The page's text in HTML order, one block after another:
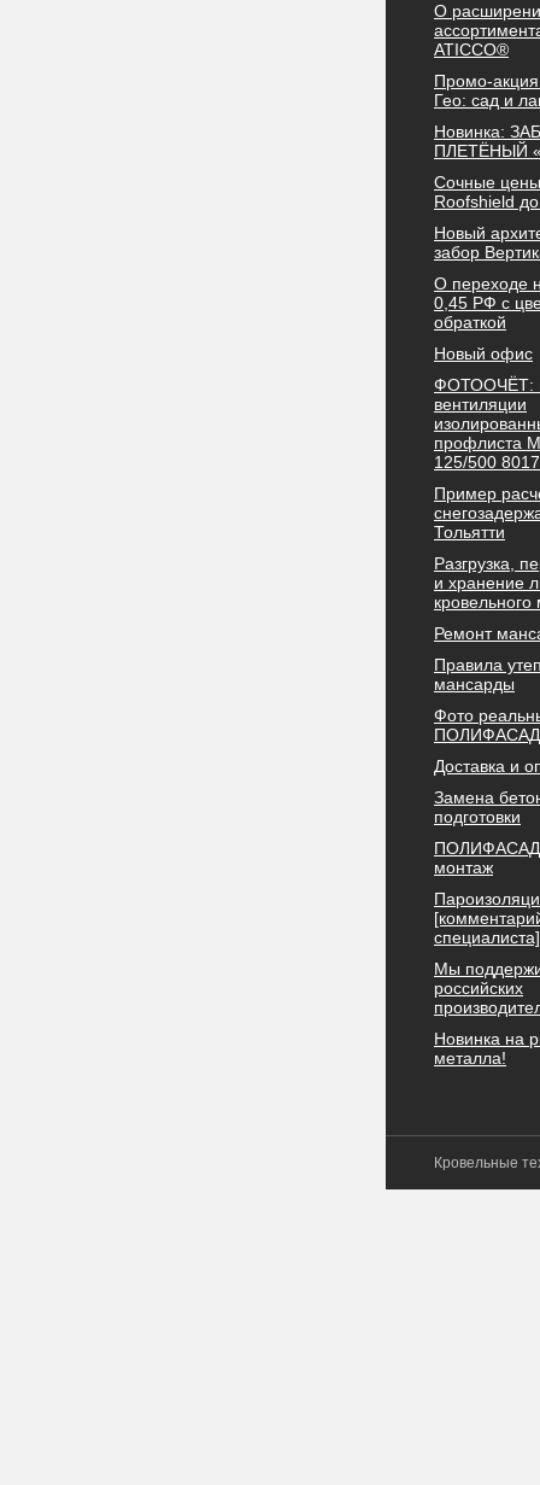
О
ATICCO®
Промо-
Гео: сад и
Новинка:
ПЛЕТЁНЫЙ
Сочные
Roofshield
Новый
забор
О переходе
0,45 РФ с
обраткой
Новый офис
ФОТООЧЁТ:
вентиляции
профлиста
125/500 8017
Пример
Тольятти
Разгрузка,
и хранение
Ремонт
Правила
мансарды
Фото
ПОЛИФАСАД
Доставка и
Замена
подготовки
ПОЛИФАСАД
монтаж
специалиста]
Мы
российских
Новинка на
металла!
Кровельные